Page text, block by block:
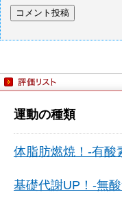
運動の種類
体脂肪燃焼！-有酸
基礎代謝UP！-無